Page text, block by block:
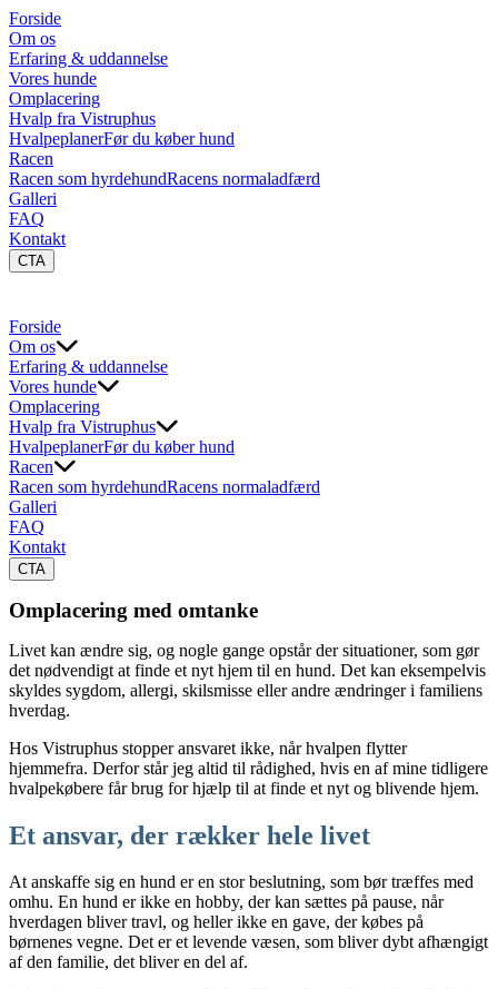
Forside
Om os
Erfaring & uddannelse
Vores hunde
Omplacering
Hvalp fra Vistruphus
HvalpeplanerFør du køber hund
Racen
Racen som hyrdehundRacens normaladfærd
Galleri
FAQ
Kontakt
CTA
Forside
Om os
Erfaring & uddannelse
Vores hunde
Omplacering
Hvalp fra Vistruphus
HvalpeplanerFør du køber hund
Racen
Racen som hyrdehundRacens normaladfærd
Galleri
FAQ
Kontakt
CTA
Omplacering med omtanke
Livet kan ændre sig, og nogle gange opstår der situationer, som gør
det nødvendigt at finde et nyt hjem til en hund. Det kan eksempelvis
skyldes sygdom, allergi, skilsmisse eller andre ændringer i familiens
hverdag.
Hos Vistruphus stopper ansvaret ikke, når hvalpen flytter
hjemmefra. Derfor står jeg altid til rådighed, hvis en af mine tidligere
hvalpekøbere får brug for hjælp til at finde et nyt og blivende hjem.
Et ansvar, der rækker hele livet
At anskaffe sig en hund er en stor beslutning, som bør træffes med
omhu. En hund er ikke en hobby, der kan sættes på pause, når
hverdagen bliver travl, og heller ikke en gave, der købes på
børnenes vegne. Det er et levende væsen, som bliver dybt afhængigt
af den familie, det bliver en del af.